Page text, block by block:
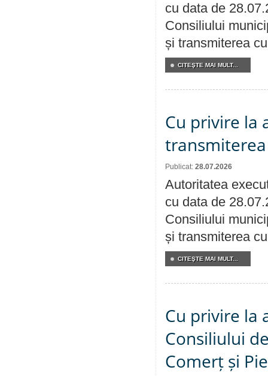
cu data de
Consiliului
și transmiterea
CITEŞTE MAI MULT...
Cu privire la
Publicat: 28.07.2026
Autoritatea
cu data de
Consiliului
și transmiterea
CITEŞTE MAI MULT...
Cu privire la
Consiliului
Comerț și